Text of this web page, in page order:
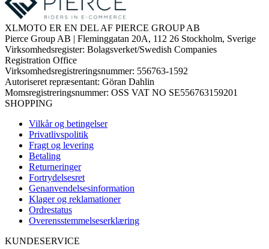
XLMOTO ER EN DEL AF PIERCE GROUP AB
Pierce Group AB | Fleminggatan 20A, 112 26 Stockholm, Sverige
Virksomhedsregister: Bolagsverket/Swedish Companies
Registration Office
Virksomhedsregistreringsnummer: 556763-1592
Autoriseret repræsentant: Göran Dahlin
Momsregistreringsnummer: OSS VAT NO SE556763159201
SHOPPING
Vilkår og betingelser
Privatlivspolitik
Fragt og levering
Betaling
Returneringer
Fortrydelsesret
Genanvendelsesinformation
Klager og reklamationer
Ordrestatus
Overensstemmelseserklæring
KUNDESERVICE